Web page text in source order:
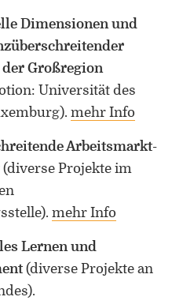
Dimensionen und
Großregion
Universität des
. mehr Info
Arbeitsmarkt-
(diverse Projekte im
. mehr Info
Lernen und
(diverse Projekte an
.